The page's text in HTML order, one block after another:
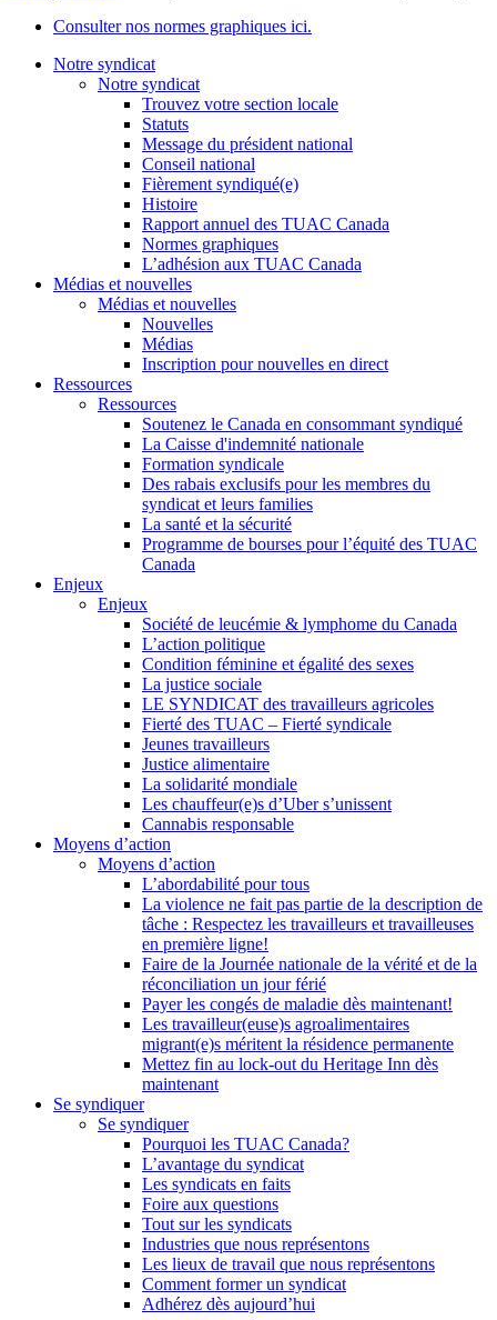
Consulter nos normes graphiques ici.
Notre syndicat
Notre syndicat
Trouvez votre section locale
Statuts
Message du président national
Conseil national
Fièrement syndiqué(e)
Histoire
Rapport annuel des TUAC Canada
Normes graphiques
L’adhésion aux TUAC Canada
Médias et nouvelles
Médias et nouvelles
Nouvelles
Médias
Inscription pour nouvelles en direct
Ressources
Ressources
Soutenez le Canada en consommant syndiqué
La Caisse d'indemnité nationale
Formation syndicale
Des rabais exclusifs pour les membres du
syndicat et leurs families
La santé et la sécurité
Programme de bourses pour l’équité des TUAC
Canada
Enjeux
Enjeux
Société de leucémie & lymphome du Canada
L’action politique
Condition féminine et égalité des sexes
La justice sociale
LE SYNDICAT des travailleurs agricoles
Fierté des TUAC – Fierté syndicale
Jeunes travailleurs
Justice alimentaire
La solidarité mondiale
Les chauffeur(e)s d’Uber s’unissent
Cannabis responsable
Moyens d’action
Moyens d’action
L’abordabilité pour tous
La violence ne fait pas partie de la description de
tâche : Respectez les travailleurs et travailleuses
en première ligne!
Faire de la Journée nationale de la vérité et de la
réconciliation un jour férié
Payer les congés de maladie dès maintenant!
Les travailleur(euse)s agroalimentaires
migrant(e)s méritent la résidence permanente
Mettez fin au lock-out du Heritage Inn dès
maintenant
Se syndiquer
Se syndiquer
Pourquoi les TUAC Canada?
L’avantage du syndicat
Les syndicats en faits
Foire aux questions
Tout sur les syndicats
Industries que nous représentons
Les lieux de travail que nous représentons
Comment former un syndicat
Adhérez dès aujourd’hui